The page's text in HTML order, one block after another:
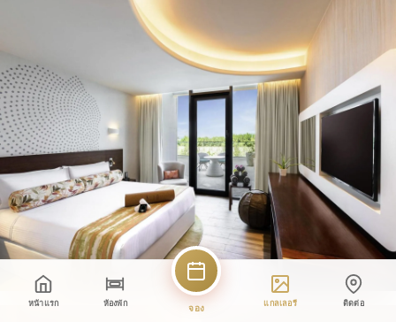
หน้าแรก ห้องพัก จอง แกลเลอรี ติดต่อ